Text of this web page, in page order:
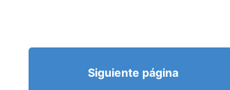
Siguiente página